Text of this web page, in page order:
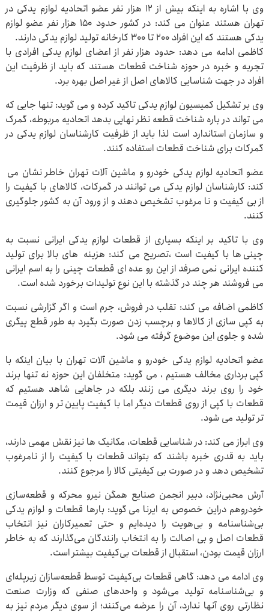
وی با اشاره به اینکه بیش از ۱۲ هزار نفر عضو اتحادیه لوازم یدکی در
تهران هستند عنوان می کند: در کشور حدود ۱۵۰ هزار نفر عضو لوازم
یدکی هستند که این افراد ۲۰۰ تا ۳۰۰ کارخانه تولید لوازم یدکی دارند.
کاظمی ادامه می دهد: حدود هزار نفر از اعضای لوازم یدکی افرادی با
تجربه و خبره در حوزه شناخت قطعات هستند که باید از ظرفیت این
افراد در جهت شناسایی کالاهای اصل از غیر اصل بهره برد.
وی بر تشکیل کمیسیون لوازم یدکی تاکید کرده و می گوید: تنها جایی که
می تواند در باره شناخت قطعه نظر نهایی بدهد اتحادیه مربوطه، گمرک
و سازمان استاندارد است لذا باید از ظرفیت کارشناسان لوازم یدکی در
گمرکات برای شناخت قطعات استفاده کنند.
عضو اتحادیه لوازم یدکی خودرو و ماشین آلات تهران خاطر نشان می
کند: کارشناسان لوازم یدکی می توانند در گمرکات، کالاهای با کیفیت را
از بی کیفیت و نا مرغوب تشخیص دهند و از ورود آن به کشور جلوگیری
کنند.
وی با تاکید بر اینکه بسیاری از قطعات لوازم یدکی ایرانی نسبت به
چینی ها با کیفیت است ،تصریح می کند: هزینه های بالا برای تولید
کننده ایرانی نمی صرفد از این رو عده ای قطعات چینی را به اسم ایرانی
می فروشند هر چند در گذشته با این نوع تولیدات برخورد شده است.
کاظمی اضافه می کند: تقلب در فروش، جرم است و اگر گزارشی نسبت
به کپی سازی از کالاها و برچسب زدن صورت بگیرد به طور قطع پیگری
شده و جلوی این موضوع گرفته می شود.
عضو اتحادیه لوازم یدکی خودرو و ماشین آلات تهران با بیان اینکه با
کپی برداری مخالف هستیم ، می گوید: متخلفان این حوزه نه تنها برند
خود را روی برند دیگری می زنند بلکه در جاهایی شاهد هستیم که
قطعات با کپی از روی قطعات دیگر اما با کیفیت پایین تر و ارزان قیمت
تر تولید می شود.
وی ابراز می کند: در شناسایی قطعات، مکانیک ها نیز نقش مهمی دارند،
باید به قدری خبره باشند که بتواند قطعات با کیفیت را از نامرغوب
تشخیص دهد و در صورت بی کیفیتی کالا را مرجوع کنند.
آرش محبی‌نژاد، دبیر انجمن صنایع همگن نیرو محرکه و قطعه‌سازی
خودروهم دراین خصوص به ایرنا می گوید: بارها قطعات و لوازم یدکی
بی‌شناسنامه و بی‌هویت را دیده‌ایم و حتی تعمیرکاران نیز انتخاب
قطعات اصل و بی اصالت را به انتخاب رانندگان می‌گذارند که به خاطر
ارزان قیمت بودن، استقبال از قطعات بی‌کیفیت بیشتر است.
وی ادامه می دهد: گاهی قطعات بی‌کیفیت توسط قطعه‌سازان زیرپله‌ای
و بی‌شناسنامه تولید می‌شود و واحدهای صنفی که وزارت صنعت
نظارتی روی آنها ندارد، آن را عرضه می‌کنند؛ از سوی دیگر مردم نیز به